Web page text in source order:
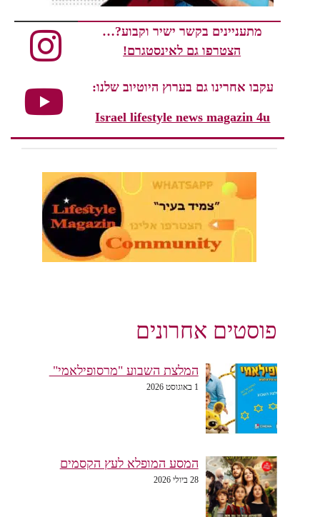
מתעניינים בקשר ישיר וקבוע?…
הצטרפו גם לאינסטגרם!
עקבו אחרינו גם בערוץ היוטיוב שלנו:
Israel lifestyle news magazin 4u
פוסטים אחרונים
המלצת השבוע "מרסופילאמי"
1 באוגוסט 2026
המסע המופלא לעץ הקסמים
28 ביולי 2026